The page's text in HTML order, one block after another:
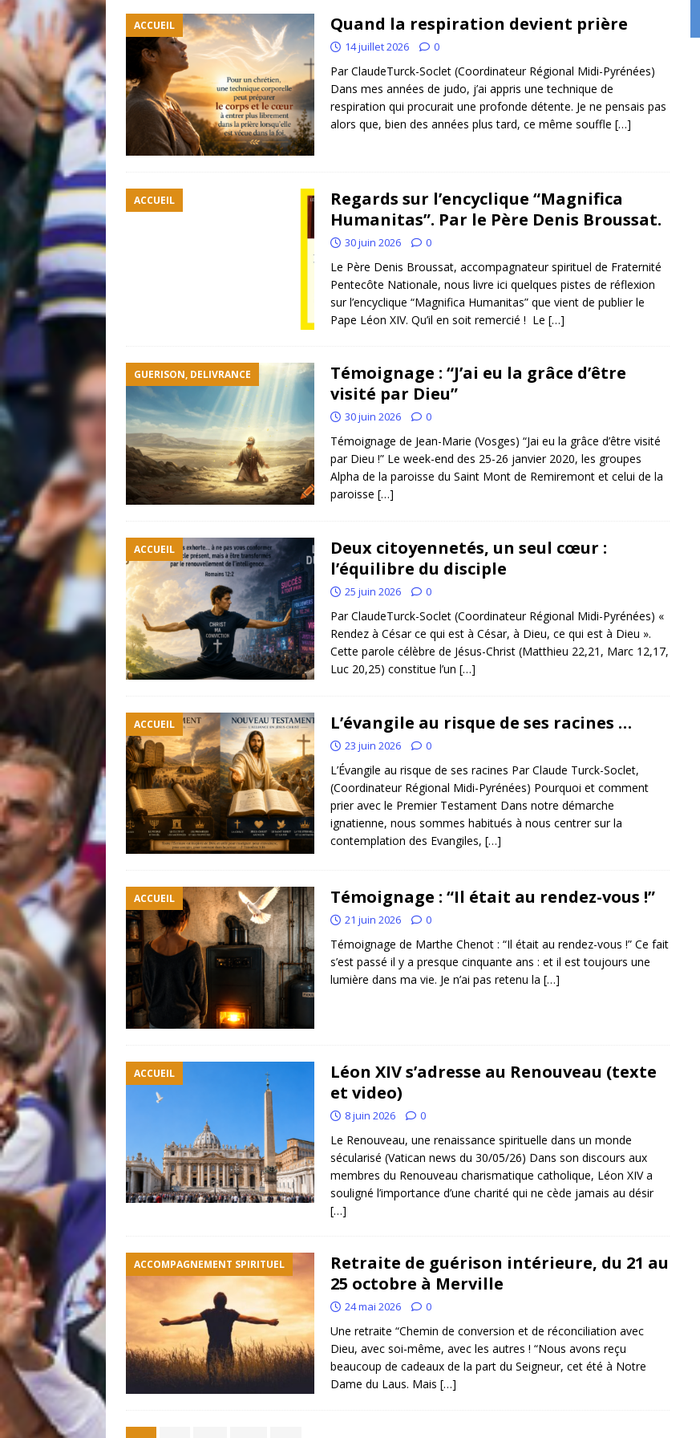
ACCUEIL Quand la respiration devient prière
14 juillet 2026 0
Par ClaudeTurck-Soclet (Coordinateur Régional Midi-Pyrénées)
Dans mes années de judo, j’ai appris une technique de
respiration qui procurait une profonde détente. Je ne pensais pas
alors que, bien des années plus tard, ce même souffle […]
ACCUEIL
Regards sur l’encyclique “Magnifica
Humanitas”. Par le Père Denis Broussat.
30 juin 2026 0
Le Père Denis Broussat, accompagnateur spirituel de Fraternité
Pentecôte Nationale, nous livre ici quelques pistes de réflexion
sur l’encyclique “Magnifica Humanitas” que vient de publier le
Pape Léon XIV. Qu’il en soit remercié ! Le […]
GUERISON, DELIVRANCE
Témoignage : “J’ai eu la grâce d’être
visité par Dieu”
30 juin 2026 0
Témoignage de Jean-Marie (Vosges) “Jai eu la grâce d’être visité
par Dieu !” Le week-end des 25-26 janvier 2020, les groupes
Alpha de la paroisse du Saint Mont de Remiremont et celui de la
paroisse […]
ACCUEIL
Deux citoyennetés, un seul cœur :
l’équilibre du disciple
25 juin 2026 0
Par ClaudeTurck-Soclet (Coordinateur Régional Midi-Pyrénées) «
Rendez à César ce qui est à César, à Dieu, ce qui est à Dieu ».
Cette parole célèbre de Jésus-Christ (Matthieu 22,21, Marc 12,17,
Luc 20,25) constitue l’un […]
ACCUEIL L’évangile au risque de ses racines …
23 juin 2026 0
L’Évangile au risque de ses racines Par Claude Turck-Soclet,
(Coordinateur Régional Midi-Pyrénées) Pourquoi et comment
prier avec le Premier Testament Dans notre démarche
ignatienne, nous sommes habitués à nous centrer sur la
contemplation des Evangiles, […]
ACCUEIL Témoignage : “Il était au rendez-vous !”
21 juin 2026 0
Témoignage de Marthe Chenot : “Il était au rendez-vous !” Ce fait
s’est passé il y a presque cinquante ans : et il est toujours une
lumière dans ma vie. Je n’ai pas retenu la […]
ACCUEIL
Léon XIV s’adresse au Renouveau (texte
et video)
8 juin 2026 0
Le Renouveau, une renaissance spirituelle dans un monde
sécularisé (Vatican news du 30/05/26) Dans son discours aux
membres du Renouveau charismatique catholique, Léon XIV a
souligné l’importance d’une charité qui ne cède jamais au désir
[…]
ACCOMPAGNEMENT SPIRITUEL
Retraite de guérison intérieure, du 21 au
25 octobre à Merville
24 mai 2026 0
Une retraite “Chemin de conversion et de réconciliation avec
Dieu, avec soi-même, avec les autres ! “Nous avons reçu
beaucoup de cadeaux de la part du Seigneur, cet été à Notre
Dame du Laus. Mais […]